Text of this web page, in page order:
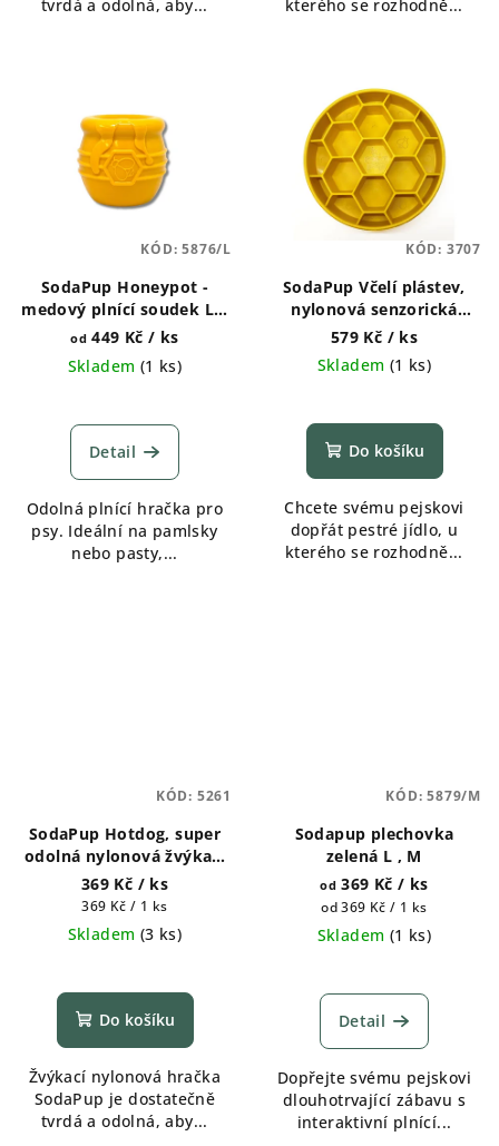
tvrdá a odolná, aby...
hvězdiček.
kterého se rozhodně...
SodaPup Honeypot -
medový plnící soudek L a
XL
od 449 Kč/ ks
Skladem (1 ks)
Detail
Odolná plnící hračka pro
psy. Ideální na pamlsky
nebo pasty,...
KÓD:5876/L
SodaPup Včelí plástev,
nylonová senzorická
miska - Žlutá
579 Kč / ks
Skladem (1 ks)
Do košíku
Chcete svému pejskovi
dopřát pestré jídlo, u
kterého se rozhodně...
KÓD: 3707
SodaPup Hotdog, super
odolná nylonová žvýkací
hračka
369 Kč / ks
Měrná
cena:
369 Kč / 1 ks
Skladem (3 ks)
Do košíku
Žvýkací nylonová hračka
SodaPup je dostatečně
tvrdá a odolná, aby...
KÓD: 5261
Sodapup plechovka
zelená L , M
od 369 Kč/ ks
Měrná
cena:
od 369 Kč / 1 ks
Skladem (1 ks)
Detail
Dopřejte svému pejskovi
dlouhotrvající zábavu s
interaktivní plnící...
KÓD:5879/M